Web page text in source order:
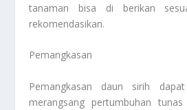
tanaman bisa di berikan
rekomendasikan.
Pemangkasan
Pemangkasan daun sirih
merangsang pertumbuhan